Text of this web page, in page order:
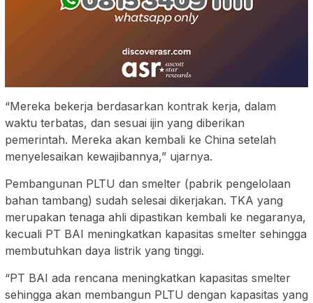
“Mereka bekerja berdasarkan kontrak kerja, dalam
waktu terbatas, dan sesuai ijin yang diberikan
pemerintah. Mereka akan kembali ke China setelah
menyelesaikan kewajibannya,” ujarnya.
Pembangunan PLTU dan smelter (pabrik pengelolaan
bahan tambang) sudah selesai dikerjakan. TKA yang
merupakan tenaga ahli dipastikan kembali ke negaranya,
kecuali PT BAI meningkatkan kapasitas smelter sehingga
membutuhkan daya listrik yang tinggi.
“PT BAI ada rencana meningkatkan kapasitas smelter
sehingga akan membangun PLTU dengan kapasitas yang